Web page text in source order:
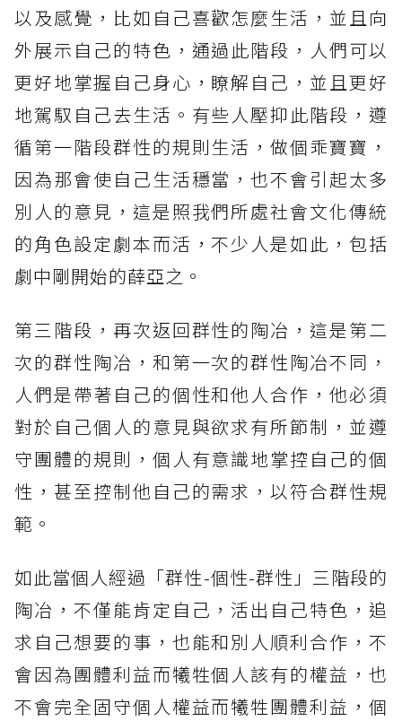
以及感覺，比如自己喜歡怎麼生活，並且向
外展示自己的特色，通過此階段，人們可以
更好地掌握自己身心，瞭解自己，並且更好
地駕馭自己去生活。有些人壓抑此階段，遵
循第一階段群性的規則生活，做個乖寶寶，
因為那會使自己生活穩當，也不會引起太多
別人的意見，這是照我們所處社會文化傳統
的角色設定劇本而活，不少人是如此，包括
劇中剛開始的薛亞之。
第三階段，再次返回群性的陶冶，這是第二
次的群性陶冶，和第一次的群性陶冶不同，
人們是帶著自己的個性和他人合作，他必須
對於自己個人的意見與欲求有所節制，並遵
守團體的規則，個人有意識地掌控自己的個
性，甚至控制他自己的需求，以符合群性規
範。
如此當個人經過「群性-個性-群性」三階段的
陶冶，不僅能肯定自己，活出自己特色，追
求自己想要的事，也能和別人順利合作，不
會因為團體利益而犧牲個人該有的權益，也
不會完全固守個人權益而犧牲團體利益，個